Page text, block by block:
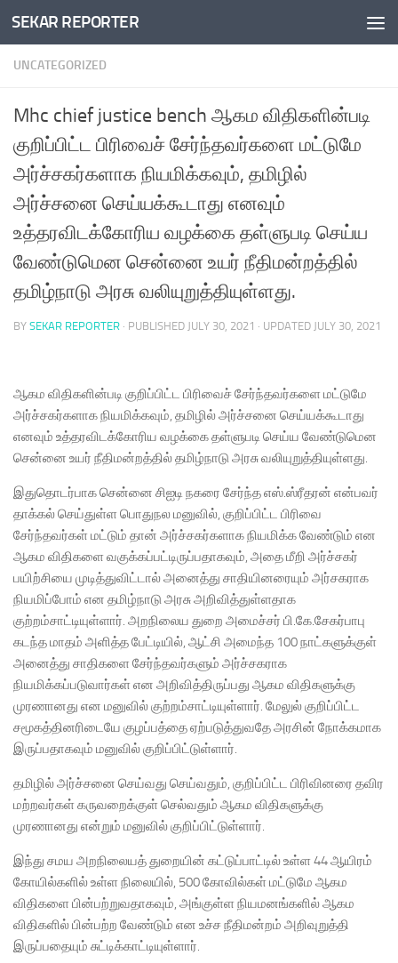
Skip to content
SEKAR REPORTER
UNCATEGORIZED
Mhc chief justice bench ஆகம விதிகளின்படி
குறிப்பிட்ட பிரிவைச் சேர்ந்தவர்களை மட்டுமே
அர்ச்சகர்களாக நியமிக்கவும், தமிழில்
அர்ச்சனை செய்யக்கூடாது எனவும்
உத்தரவிடக்கோரிய வழக்கை தள்ளுபடி செய்ய
வேண்டுமென சென்னை உயர் நீதிமன்றத்தில்
தமிழ்நாடு அரசு வலியுறுத்தியுள்ளது.
BY SEKAR REPORTER · PUBLISHED JULY 30, 2021 · UPDATED JULY 30, 2021
ஆகம விதிகளின்படி குறிப்பிட்ட பிரிவைச் சேர்ந்தவர்களை மட்டுமே
அர்ச்சகர்களாக நியமிக்கவும், தமிழில் அர்ச்சனை செய்யக்கூடாது
எனவும் உத்தரவிடக்கோரிய வழக்கை தள்ளுபடி செய்ய வேண்டுமென
சென்னை உயர் நீதிமன்றத்தில் தமிழ்நாடு அரசு வலியுறுத்தியுள்ளது.
இதுதொடர்பாக சென்னை சிஐடி நகரை சேர்ந்த எஸ்.ஸ்ரீதரன் என்பவர்
தாக்கல் செய்துள்ள பொதுநல மனுவில், குறிப்பிட்ட பிரிவை
சேர்ந்தவர்கள் மட்டும் தான் அர்ச்சகர்களாக நியமிக்க வேண்டும் என
ஆகம விதிகளை வகுக்கப்பட்டிருப்பதாகவும், அதை மீறி அர்ச்சகர்
பயிற்சியை முடித்துவிட்டால் அனைத்து சாதியினரையும் அர்சகராக
நியமிப்போம் என தமிழ்நாடு அரசு அறிவித்துள்ளதாக
குற்றம்சாட்டியுள்ளார். அறநிலைய துறை அமைச்சர் பி.கே.சேகர்பாபு
கடந்த மாதம் அளித்த பேட்டியில், ஆட்சி அமைந்த 100 நாட்களுக்குள்
அனைத்து சாதிகளை சேர்ந்தவர்களும் அர்ச்சகராக
நியமிக்கப்படுவார்கள் என அறிவித்திருப்பது ஆகம விதிகளுக்கு
முரணானது என மனுவில் குற்றம்சாட்டியுள்ளார். மேலுல் குறிப்பிட்ட
சமூகத்தினரிடையே குழப்பத்தை ஏற்படுத்துவதே அரசின் நோக்கமாக
இருப்பதாகவும் மனுவில் குறிப்பிட்டுள்ளார்.
தமிழில் அர்ச்சனை செய்வது செய்வதும், குறிப்பிட்ட பிரிவினரை தவிர
மற்றவர்கள் கருவறைக்குள் செல்வதும் ஆகம விதிகளுக்கு
முரணானது என்றும் மனுவில் குறிப்பிட்டுள்ளார்.
இந்து சமய அறநிலையத் துறையின் கட்டுப்பாட்டில் உள்ள 44 ஆயிரம்
கோயில்களில் உள்ள நிலையில், 500 கோவில்கள் மட்டுமே ஆகம
விதிகளை பின்பற்றுவதாகவும், அங்குள்ள நியமனங்களில் ஆகம
விதிகளில் பின்பற்ற வேண்டும் என உச்ச நீதிமன்றம் அறிவுறுத்தி
இருப்பதையும் சுட்டிக்காட்டியுள்ளார்.